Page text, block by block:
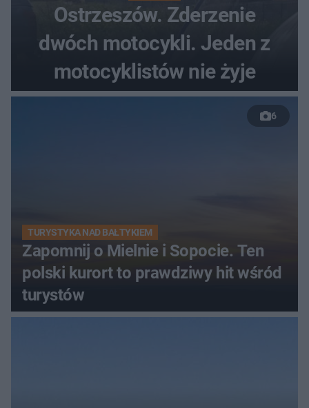
Ostrzeszów. Zderzenie
dwóch motocykli. Jeden z
motocyklistów nie żyje
6
TURYSTYKA NAD BAŁTYKIEM
Zapomnij o Mielnie i Sopocie. Ten
polski kurort to prawdziwy hit wśród
turystów